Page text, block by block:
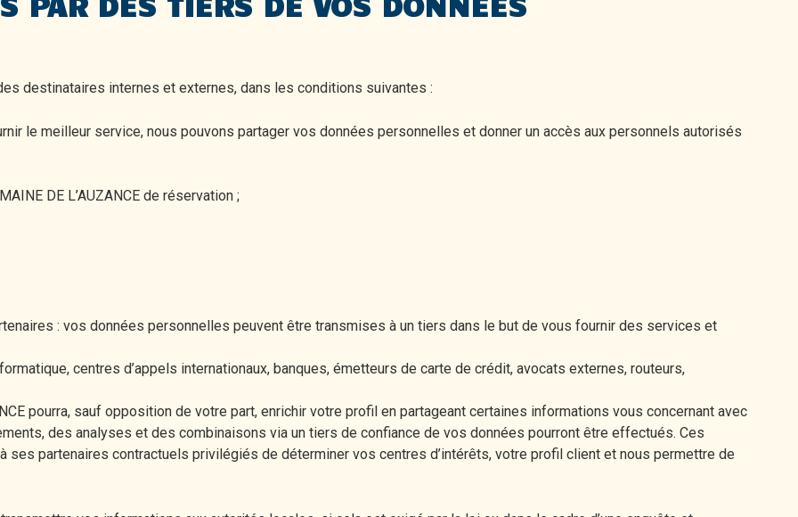
destinataires internes et externes, dans les conditions suivantes :
le meilleur service, nous pouvons partager vos données personnelles et donner un accès aux personnels autorisés
DE L’AUZANCE de réservation ;
: vos données personnelles peuvent être transmises à un tiers dans le but de vous fournir des services et
centres d’appels internationaux, banques, émetteurs de carte de crédit, avocats externes, routeurs,
pourra, sauf opposition de votre part, enrichir votre profil en partageant certaines informations vous concernant avec
des analyses et des combinaisons via un tiers de confiance de vos données pourront être effectués. Ces
ses partenaires contractuels privilégiés de déterminer vos centres d’intérêts, votre profil client et nous permettre de